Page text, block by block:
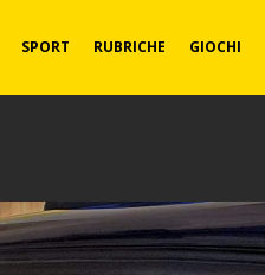
SPORT RUBRICHE GIOCHI